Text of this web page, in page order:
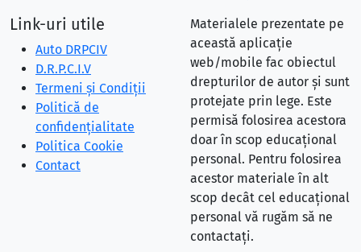
Link-uri utile
Auto DRPCIV
D.R.P.C.I.V
Termeni și Condiții
Politică de
confidențialitate
Politica Cookie
Contact
Materialele prezentate pe
această aplicație
web/mobile fac obiectul
drepturilor de autor și sunt
protejate prin lege. Este
permisă folosirea acestora
doar în scop educațional
personal. Pentru folosirea
acestor materiale în alt
scop decât cel educațional
personal vă rugăm să ne
contactați.